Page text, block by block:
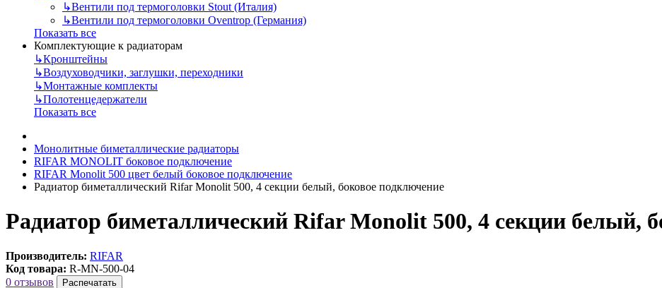
↳Вентили под термоголовки Stout (Италия)
↳Вентили под термоголовки Oventrop (Германия)
Показать все
Комплектующие к радиаторам
↳Кронштейны
↳Воздуховодчики, заглушки, переходники
↳Монтажные комплекты
↳Полотенцедержатели
Показать все
Монолитные биметаллические радиаторы
RIFAR MONOLIT боковое подключение
RIFAR Monolit 500 цвет белый боковое подключение
Радиатор биметаллический Rifar Monolit 500, 4 секции белый, боковое подключение
Радиатор биметаллический Rifar Monolit 500, 4 секции белый,
Производитель: RIFAR
Код товара: R-MN-500-04
0 отзывов
Распечатать